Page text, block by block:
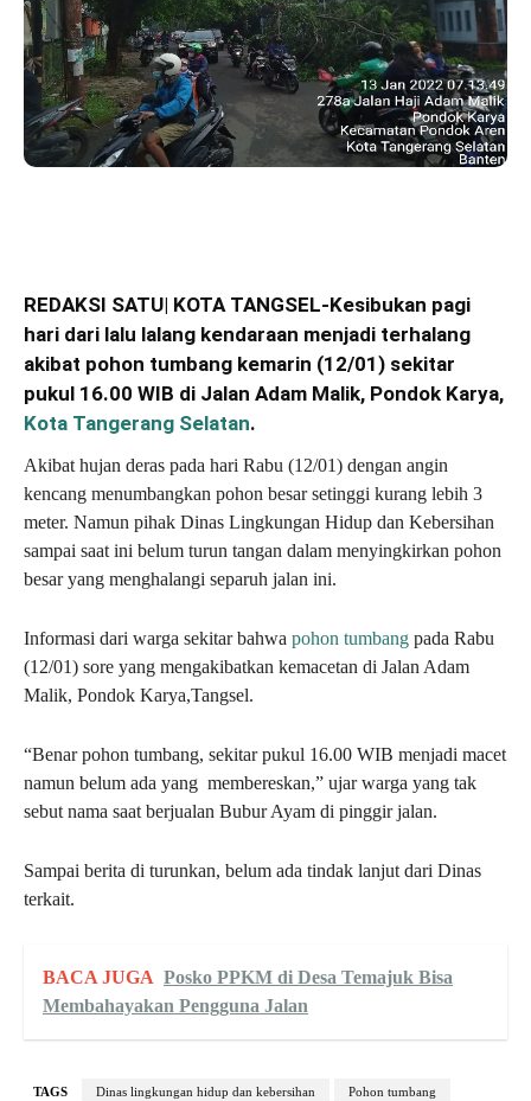
REDAKSI SATU| KOTA TANGSEL-Kesibukan pagi
hari dari lalu lalang kendaraan menjadi terhalang
akibat pohon tumbang kemarin (12/01) sekitar
pukul 16.00 WIB di Jalan Adam Malik, Pondok Karya,
Kota Tangerang Selatan.
Akibat hujan deras pada hari Rabu (12/01) dengan angin
kencang menumbangkan pohon besar setinggi kurang lebih 3
meter. Namun pihak Dinas Lingkungan Hidup dan Kebersihan
sampai saat ini belum turun tangan dalam menyingkirkan pohon
besar yang menghalangi separuh jalan ini.
Informasi dari warga sekitar bahwa pohon tumbang pada Rabu
(12/01) sore yang mengakibatkan kemacetan di Jalan Adam
Malik, Pondok Karya,Tangsel.
“Benar pohon tumbang, sekitar pukul 16.00 WIB menjadi macet
namun belum ada yang membereskan,” ujar warga yang tak
sebut nama saat berjualan Bubur Ayam di pinggir jalan.
Sampai berita di turunkan, belum ada tindak lanjut dari Dinas
terkait.
BACA JUGA Posko PPKM di Desa Temajuk Bisa
Membahayakan Pengguna Jalan
TAGS Dinas lingkungan hidup dan kebersihan Pohon tumbang